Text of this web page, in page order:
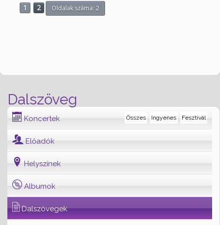
Dalszöveg
Koncertek Fesztivál
Ingyenes
Összes
Előadók
Helyszínek
Albumok
Dalszövegek
1 2 Oldalak száma: 2